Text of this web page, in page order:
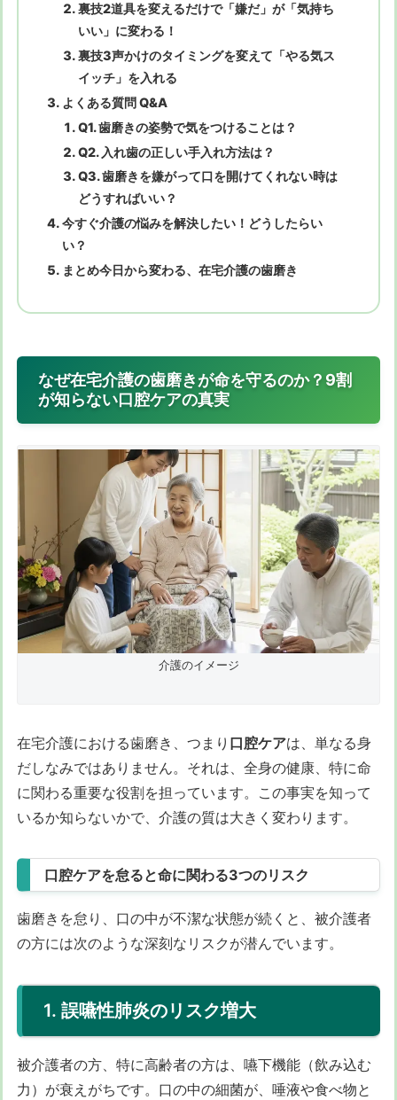
裏技2道具を変えるだけで「嫌だ」が「気持ち
いい」に変わる！
裏技3声かけのタイミングを変えて「やる気ス
イッチ」を入れる
よくある質問 Q&A
Q1. 歯磨きの姿勢で気をつけることは？
Q2. 入れ歯の正しい手入れ方法は？
Q3. 歯磨きを嫌がって口を開けてくれない時は
どうすればいい？
今すぐ介護の悩みを解決したい！どうしたらい
い？
まとめ今日から変わる、在宅介護の歯磨き
なぜ在宅介護の歯磨きが命を守るのか？9割
が知らない口腔ケアの真実
介護のイメージ
在宅介護における歯磨き、つまり 口腔ケアは、単なる身
だしなみではありません。それは、全身の健康、特に命
に関わる重要な役割を担っています。この事実を知って
いるか知らないかで、介護の質は大きく変わります。
口腔ケアを怠ると命に関わる3つのリスク
歯磨きを怠り、口の中が不潔な状態が続くと、被介護者
の方には次のような深刻なリスクが潜んでいます。
1. 誤嚥性肺炎のリスク増大
被介護者の方、特に高齢者の方は、嚥下機能（飲み込む
力）が衰えがちです。口の中の細菌が、唾液や食べ物と